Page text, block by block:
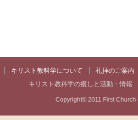
キリスト教科学について
礼拝のご案内
キリスト教科学の癒しと活動・情報
Copyright© 2011 First Church